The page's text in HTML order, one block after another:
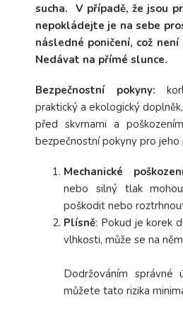
sucha. V případě, že jsou
nepokládejte je na sebe
následné poničení, což
Nedávat na přímé slunce.
Bezpečnostní pokyny:
praktický a ekologický
před skvrnami a
bezpečnostní pokyny pro jeho
Mechanické
nebo silný tlak
poškodit nebo
Plísně: Pokud je korek
vlhkosti, může se na
Dodržováním správné
můžete tato rizika